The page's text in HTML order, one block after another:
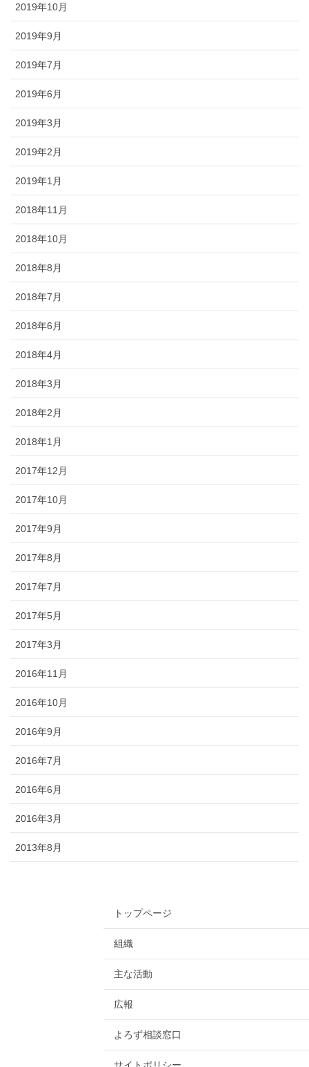
2019年10月
2019年9月
2019年7月
2019年6月
2019年3月
2019年2月
2019年1月
2018年11月
2018年10月
2018年8月
2018年7月
2018年6月
2018年4月
2018年3月
2018年2月
2018年1月
2017年12月
2017年10月
2017年9月
2017年8月
2017年7月
2017年5月
2017年3月
2016年11月
2016年10月
2016年9月
2016年7月
2016年6月
2016年3月
2013年8月
トップページ
組織
主な活動
広報
よろず相談窓口